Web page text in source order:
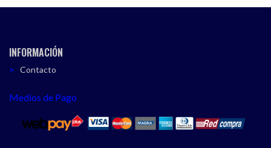
INFORMACIÓN
Contacto
Medios de Pago